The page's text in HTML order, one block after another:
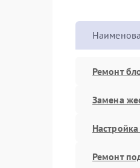
Ремонт
Замена
Ремонт